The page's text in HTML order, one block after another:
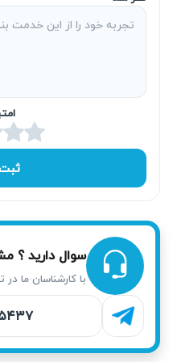
آریابهکار شرایط اعزام
و هزینه حمل و نقل می‌شود
خدمات آریابهکار برای
سوال دارید ؟
با کارشناسان ما